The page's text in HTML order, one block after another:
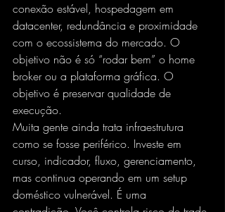
conexão estável, hospedagem em
datacenter, redundância e proximidade
com o ecossistema do mercado. O
objetivo não é só “rodar bem” o home
broker ou a plataforma gráfica. O
objetivo é preservar qualidade de
execução.
Muita gente ainda trata infraestrutura
como se fosse periférico. Investe em
curso, indicador, fluxo, gerenciamento,
mas continua operando em um setup
doméstico vulnerável. É uma